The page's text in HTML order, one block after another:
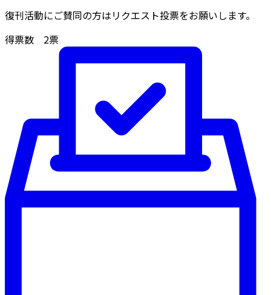
復刊活動にご賛同の方はリクエスト投票をお願いします。
得票数 2票